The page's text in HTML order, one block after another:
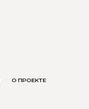
О ПРОЕКТЕ